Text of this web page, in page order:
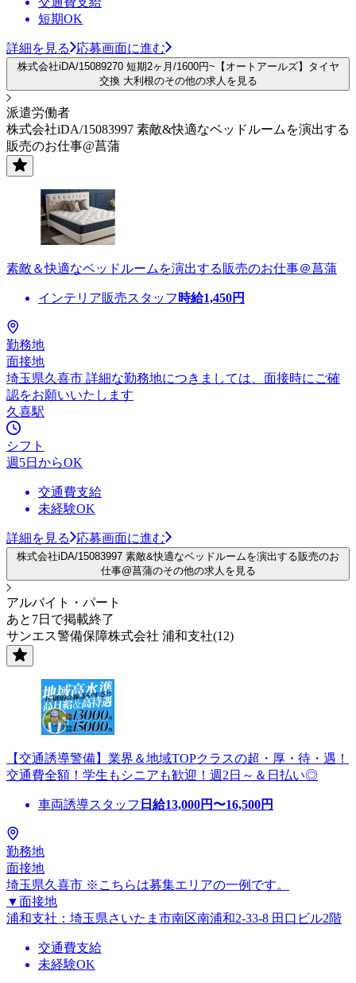
短期OK
詳細を見る 応募画面に進む
株式会社iDA/15089270 短期2ヶ月/1600円~【オートアールズ】タイヤ
交換 大利根のその他の求人を見る
派遣労働者
株式会社iDA/15083997 素敵&快適なベッドルームを演出する
販売のお仕事@菖蒲
素敵＆快適なベッドルームを演出する販売のお仕事＠菖蒲
インテリア販売スタッフ 時給1,450円
勤務地
面接地
埼玉県久喜市 詳細な勤務地につきましては、面接時にご確
認をお願いいたします
久喜駅
シフト
週5日からOK
交通費支給
未経験OK
詳細を見る 応募画面に進む
株式会社iDA/15083997 素敵&快適なベッドルームを演出する販売のお
仕事@菖蒲のその他の求人を見る
アルバイト・パート
あと7日で掲載終了
サンエス警備保障株式会社 浦和支社(12)
【交通誘導警備】業界＆地域TOPクラスの超・厚・待・遇！
交通費全額！学生もシニアも歓迎！週2日～＆日払い◎
車両誘導スタッフ 日給13,000円〜16,500円
勤務地
面接地
埼玉県久喜市 ※こちらは募集エリアの一例です。
▼面接地
浦和支社：埼玉県さいたま市南区南浦和2-33-8 田口ビル2階
交通費支給
未経験OK